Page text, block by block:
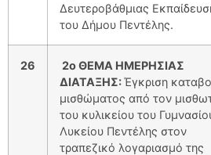
Δευτεροβάθμιας
του Δήμου Πεντέλης.
26
2ο ΘΕΜΑ ΗΜΕΡΗΣΙΑΣ
ΔΙΑΤΑΞΗΣ:Έγκριση
μισθώματος από τον
του κυλικείου του
Λυκείου Πεντέλης στον
τραπεζικό λογαριασμό της